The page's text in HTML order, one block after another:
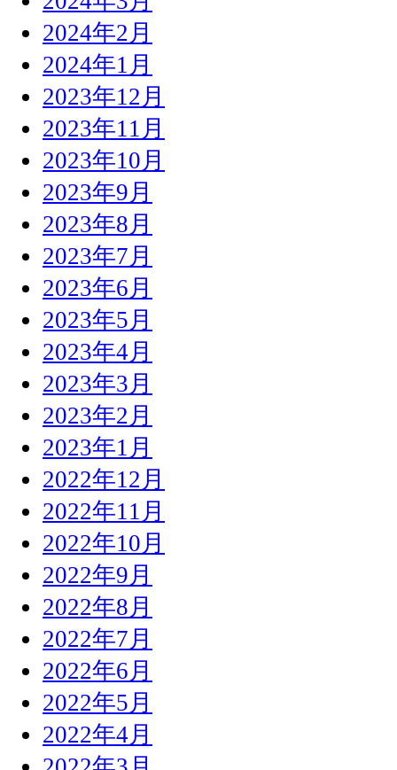
2024年2月
2024年1月
2023年12月
2023年11月
2023年10月
2023年9月
2023年8月
2023年7月
2023年6月
2023年5月
2023年4月
2023年3月
2023年2月
2023年1月
2022年12月
2022年11月
2022年10月
2022年9月
2022年8月
2022年7月
2022年6月
2022年5月
2022年4月